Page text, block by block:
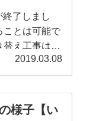
了しまし
ことは可能で
え工事は今
を以て終了
細かつ簡潔に
2019.03.08
様子【い